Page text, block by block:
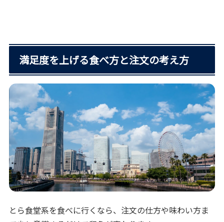
満足度を上げる食べ方と注文の考え方
とら食堂系を食べに行くなら、注文の仕方や味わい方ま